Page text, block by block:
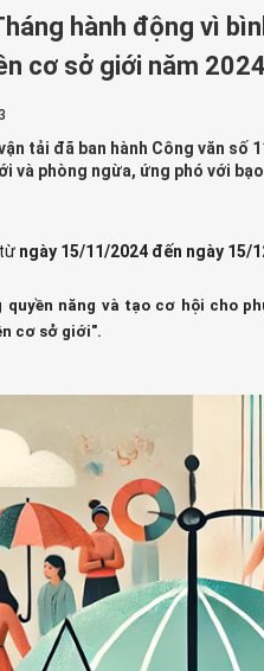
hành động vì
cơ sở giới năm 2024
tải đã ban hành Công văn số
và phòng ngừa, ứng phó với
ngày 15/11/2024 đến ngày 15/
quyền năng và tạo cơ hội cho
cơ sở giới".